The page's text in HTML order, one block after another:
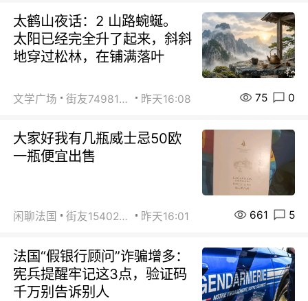
太鹤山夜话：2 山路蜿蜒。
太阳已经完全升了起来，斜斜
地穿过松林，在铺满落叶
文学广场 街友74981146 昨天16:08 75 0
大家好我有几瓶威士忌50欧
一瓶便宜出售
闲聊法国 街友15402223 昨天16:01 661 5
法国“假银行顾问”诈骗增多：
宪兵提醒牢记这3点，验证码
千万别告诉别人